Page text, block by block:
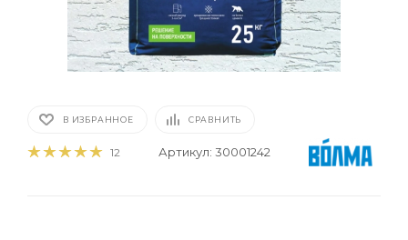
В ИЗБРАННОЕ СРАВНИТЬ
12 Артикул: 30001242